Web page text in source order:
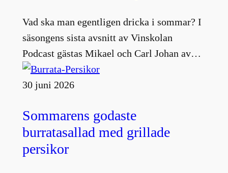
Vad ska man egentligen dricka i sommar? I
säsongens sista avsnitt av Vinskolan
Podcast gästas Mikael och Carl Johan av…
30 juni 2026
Sommarens godaste
burratasallad med grillade
persikor